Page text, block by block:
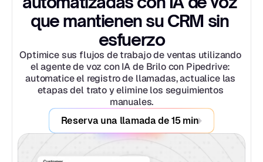
que mantienen su CRM sin
esfuerzo
Optimice sus flujos de trabajo de ventas utilizando
el agente de voz con IA de Brilo con Pipedrive:
automatice el registro de llamadas, actualice las
etapas del trato y elimine los seguimientos
manuales.
Reserva una llamada de 15 min